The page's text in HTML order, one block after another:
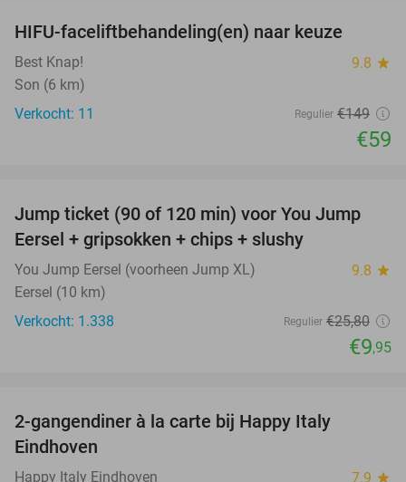
HIFU-faceliftbehandeling(en) naar keuze
Best Knap! 9.8 star
Son (6 km)
Verkocht: 11
Regulier €149
€59
61%
Jump ticket (90 of 120 min) voor You Jump
Eersel + gripsokken + chips + slushy
You Jump Eersel (voorheen Jump XL) 9.8 star
Eersel (10 km)
Verkocht: 1.338
Regulier €25,80
€9,95
2-gangendiner à la carte bij Happy Italy
Eindhoven
Happy Italy Eindhoven 7.9 star